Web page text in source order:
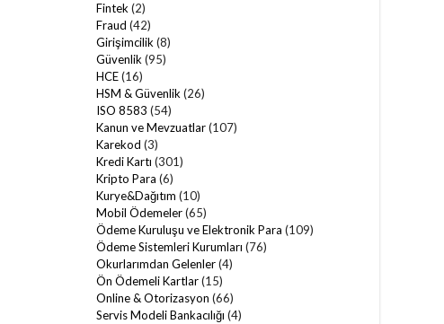
Fintek (2)
Fraud (42)
Girişimcilik (8)
Güvenlik (95)
HCE(16)
HSM & Güvenlik (26)
ISO 8583 (54)
Kanun ve Mevzuatlar(107)
Karekod (3)
Kredi Kartı (301)
Kripto Para (6)
Kurye&Dağıtım (10)
Mobil Ödemeler(65)
Ödeme Kuruluşu ve Elektronik Para (109)
Ödeme Sistemleri Kurumları (76)
Okurlarımdan Gelenler(4)
Ön Ödemeli Kartlar(15)
Online & Otorizasyon (66)
Servis Modeli Bankacılığı (4)